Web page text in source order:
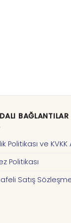
BAĞLANTILAR
Politikası ve
Politikası
Satış